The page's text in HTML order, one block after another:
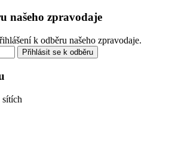
našeho zpravodaje
k odběru našeho zpravodaje.
Přihlásit se k odběru
sítích